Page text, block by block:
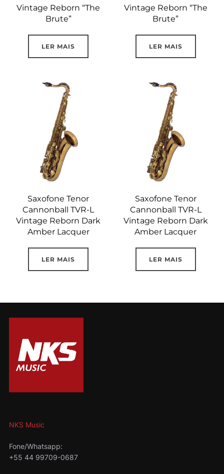
Vintage Reborn “The
Brute”
LER MAIS
Vintage Reborn “The
Brute”
LER MAIS
Saxofone Tenor
Cannonball TVR-L
Vintage Reborn Dark
Amber Lacquer
LER MAIS
Saxofone Tenor
Cannonball TVR-L
Vintage Reborn Dark
Amber Lacquer
LER MAIS
NKS Music
Fone/Whatsapp:
+55 44 99709-0687